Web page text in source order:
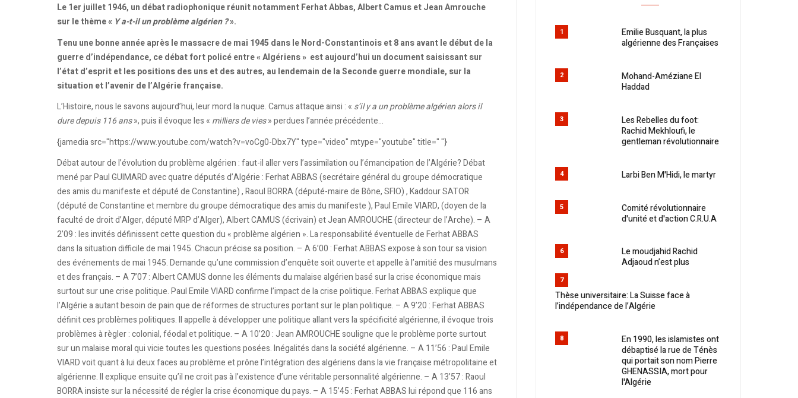
Le 1er juillet 1946, un débat radiophonique réunit notamment Ferhat Abbas, Albert Camus et Jean Amrouche
sur le thème « Y a-t-il un problème algérien ?».
Tenu une bonne année après le massacre de mai 1945 dans le Nord-Constantinois et 8 ans avant le début de la
guerre d’indépendance, ce débat fort policé entre « Algériens » est aujourd’hui un document saisissant sur
l’état d’esprit et les positions des uns et des autres, au lendemain de la Seconde guerre mondiale, sur la
situation et l’avenir de l’Algérie française.
L’Histoire, nous le savons aujourd’hui, leur mord la nuque. Camus attaque ainsi : « s’il y a un problème algérien alors il
dure depuis 116 ans», puis il évoque les « milliers de vies» perdues l’année précédente…
{jamedia src="https://www.youtube.com/watch?v=voCg0-Dbx7Y" type="video" mtype="youtube" title=" "}
Débat autour de l’évolution du problème algérien : faut-il aller vers l’assimilation ou l’émancipation de l’Algérie? Débat
mené par Paul GUIMARD avec quatre députés d’Algérie : Ferhat ABBAS (secrétaire général du groupe démocratique
des amis du manifeste et député de Constantine) , Raoul BORRA (député-maire de Bône, SFIO) , Kaddour SATOR
(député de Constantine et membre du groupe démocratique des amis du manifeste ), Paul Emile VIARD, (doyen de la
faculté de droit d’Alger, député MRP d’Alger), Albert CAMUS (écrivain) et Jean AMROUCHE (directeur de l’Arche). – A
2’09 : les invités définissent cette question du « problème algérien ». La responsabilité éventuelle de Ferhat ABBAS
dans la situation difficile de mai 1945. Chacun précise sa position. – A 6’00 : Ferhat ABBAS expose à son tour sa vision
des événements de mai 1945. Demande qu’une commission d’enquête soit ouverte et appelle à l’amitié des musulmans
et des français. – A 7’07 : Albert CAMUS donne les éléments du malaise algérien basé sur la crise économique mais
surtout sur une crise politique. Paul Emile VIARD confirme l’impact de la crise politique. Ferhat ABBAS explique que
l’Algérie a autant besoin de pain que de réformes de structures portant sur le plan politique. – A 9’20 : Ferhat ABBAS
définit ces problèmes politiques. Il appelle à développer une politique allant vers la spécificité algérienne, il évoque trois
problèmes à règler : colonial, féodal et politique. – A 10’20 : Jean AMROUCHE souligne que le problème porte surtout
sur un malaise moral qui vicie toutes les questions posées. Inégalités dans la société algérienne. – A 11’56 : Paul Emile
VIARD voit quant à lui deux faces au problème et prône l’intégration des algériens dans la vie française métropolitaine et
algérienne. Il explique ensuite qu’il ne croit pas à l’existence d’une véritable personnalité algérienne. – A 13’57 : Raoul
BORRA insiste sur la nécessité de régler la crise économique du pays. – A 15’45 : Ferhat ABBAS lui répond que 116 ans
1
Emilie Busquant, la plus
algérienne des Françaises
2
Mohand-Améziane El
Haddad
3
Les Rebelles du foot:
Rachid Mekhloufi, le
gentleman révolutionnaire
4 Larbi Ben M'Hidi, le martyr
5
Comité révolutionnaire
d'unité et d'action C.R.U.A
6
Le moudjahid Rachid
Adjaoud n’est plus
7
Thèse universitaire: La Suisse face à
l’indépendance de l’Algérie
8
En 1990, les islamistes ont
débaptisé la rue de Ténès
qui portait son nom Pierre
GHENASSIA, mort pour
l'Algérie